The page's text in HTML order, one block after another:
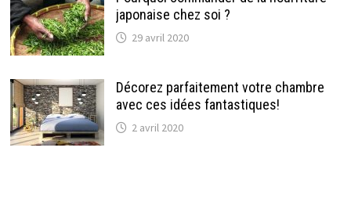
japonaise chez soi ?
29 avril 2020
Décorez parfaitement votre chambre
avec ces idées fantastiques!
2 avril 2020